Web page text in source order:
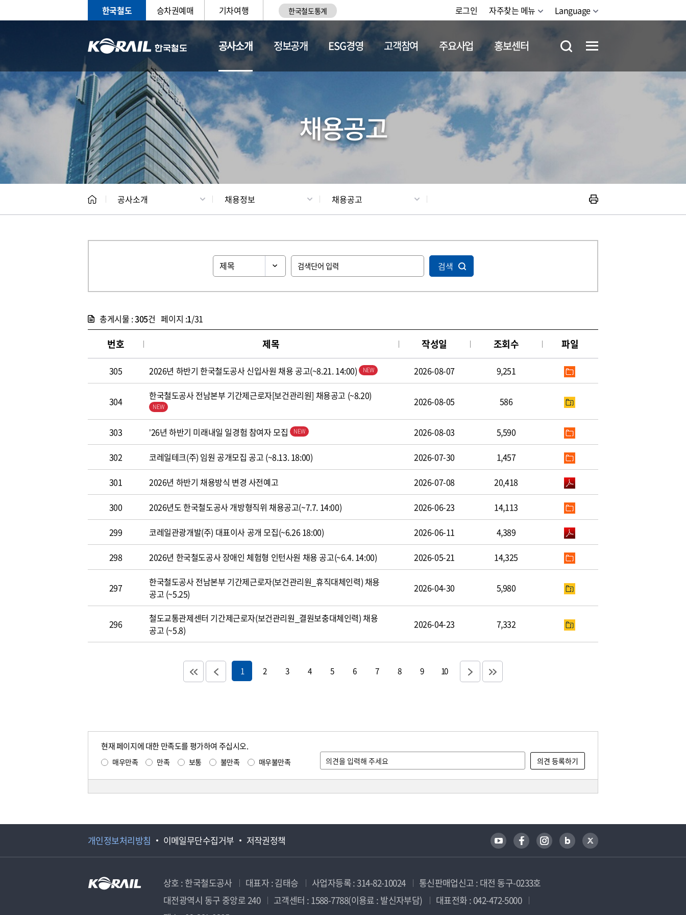
한국철도 승차권예매 기차여행 한국철도통계 로그인 자주찾는 메뉴 Language
공사소개
CEO 일반현황 채용정보
정보공개 ESG경영 고객참여 주요사업 홍보센터
채용공고
공사소개 채용정보 채용공고
검색
총게시물 :305건 페이지 :1/31
번호 제목 작성일 조회수 파일
305 2026년 하반기 한국철도공사 신입사원 채용 공고(~8.21. 14:00) 2026-08-07 9,251
304 한국철도공사 전남본부 기간제근로자[보건관리원] 채용공고 (~8.20) 2026-08-05 586
303 ’26년 하반기 미래내일 일경험 참여자 모집 2026-08-03 5,590
302 코레일테크(주) 임원 공개모집 공고 (~8.13. 18:00) 2026-07-30 1,457
301 2026년 하반기 채용방식 변경 사전예고 2026-07-08 20,418
300 2026년도 한국철도공사 개방형직위 채용공고(~7.7. 14:00) 2026-06-23 14,113
299 코레일관광개발(주) 대표이사 공개 모집(~6.26 18:00) 2026-06-11 4,389
298 2026년 한국철도공사 장애인 체험형 인턴사원 채용 공고(~6.4. 14:00) 2026-05-21 14,325
297
한국철도공사 전남본부 기간제근로자(보건관리원_휴직대체인력) 채용
공고 (~5.25)
2026-04-30 5,980
296
철도교통관제센터 기간제근로자(보건관리원_결원보충대체인력) 채용
공고 (~5.8)
2026-04-23 7,332
1 2 3 4 5 6 7 8 9 10
현재 페이지에 대한 만족도를 평가하여 주십시오.
매우만족 만족 보통 불만족 매우불만족
개인정보처리방침 이메일무단수집거부 저작권정책
상호 : 한국철도공사 대표자 : 김태승 사업자등록 : 314-82-10024
통신판매업신고 : 대전 동구-0233호
대전광역시 동구 중앙로 240
고객센터 : 1588-7788(이용료 : 발신자부담)
대표전화 : 042-472-5000